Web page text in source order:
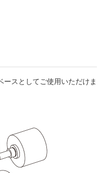
ースとしてご使用いただけま